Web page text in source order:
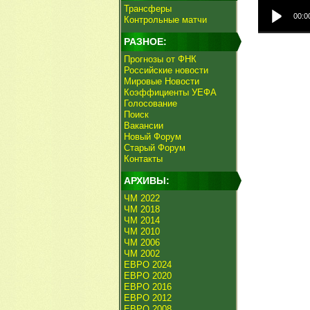
Трансферы
Контрольные матчи
РАЗНОЕ:
Прогнозы от ФНК
Российские новости
Мировые Новости
Коэффициенты УЕФА
Голосование
Поиск
Вакансии
Новый Форум
Старый Форум
Контакты
АРХИВЫ:
ЧМ 2022
ЧМ 2018
ЧМ 2014
ЧМ 2010
ЧМ 2006
ЧМ 2002
ЕВРО 2024
ЕВРО 2020
ЕВРО 2016
ЕВРО 2012